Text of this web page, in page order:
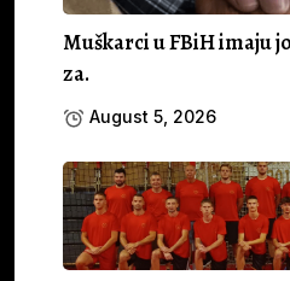
Muškarci u FBiH imaju
za.
August 5, 2026